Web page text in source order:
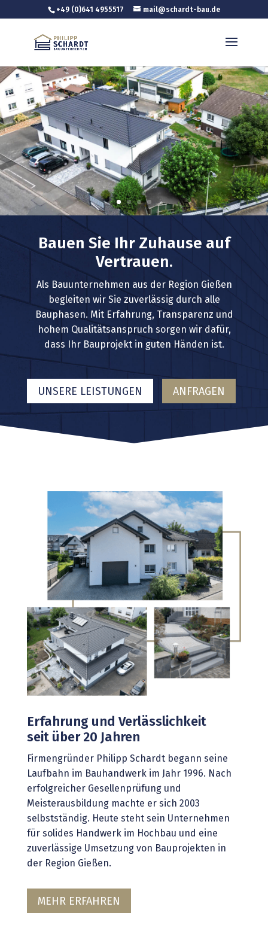
+49 (0)641 4955517 mail@schardt-bau.de
Bauen Sie Ihr Zuhause auf
Vertrauen.
Als Bauunternehmen aus der Region Gießen
begleiten wir Sie zuverlässig durch alle
Bauphasen. Mit Erfahrung, Transparenz und
hohem Qualitätsanspruch sorgen wir dafür,
dass Ihr Bauprojekt in guten Händen ist.
UNSERE LEISTUNGEN ANFRAGEN
Erfahrung und Verlässlichkeit
seit über 20 Jahren
Firmengründer Philipp Schardt begann seine
Laufbahn im Bauhandwerk im Jahr 1996. Nach
erfolgreicher Gesellenprüfung und
Meisterausbildung machte er sich 2003
selbstständig. Heute steht sein Unternehmen
für solides Handwerk im Hochbau und eine
zuverlässige Umsetzung von Bauprojekten in
der Region Gießen.
MEHR ERFAHREN